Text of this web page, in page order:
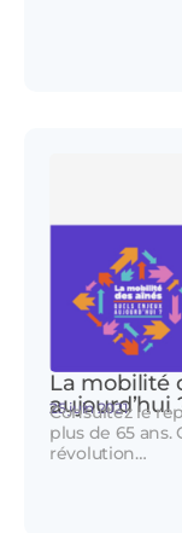
La mobilité
aujourd’hui
25 juin 2021
Consultez le
plus de 65
révolution…